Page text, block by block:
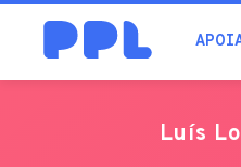
procura
Luís